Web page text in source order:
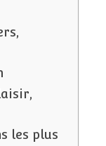
les plus